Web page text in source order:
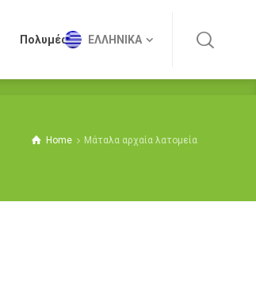
Πολυμέσα ΕΛΛΗΝΙΚΆ
Home Μάταλα αρχαία λατομεία